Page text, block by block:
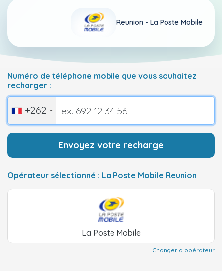
Reunion - La Poste Mobile
Numéro de téléphone mobile que vous souhaitez
recharger :
+262
Envoyez votre recharge
Opérateur sélectionné : La Poste Mobile Reunion
La Poste Mobile
Changer d opérateur